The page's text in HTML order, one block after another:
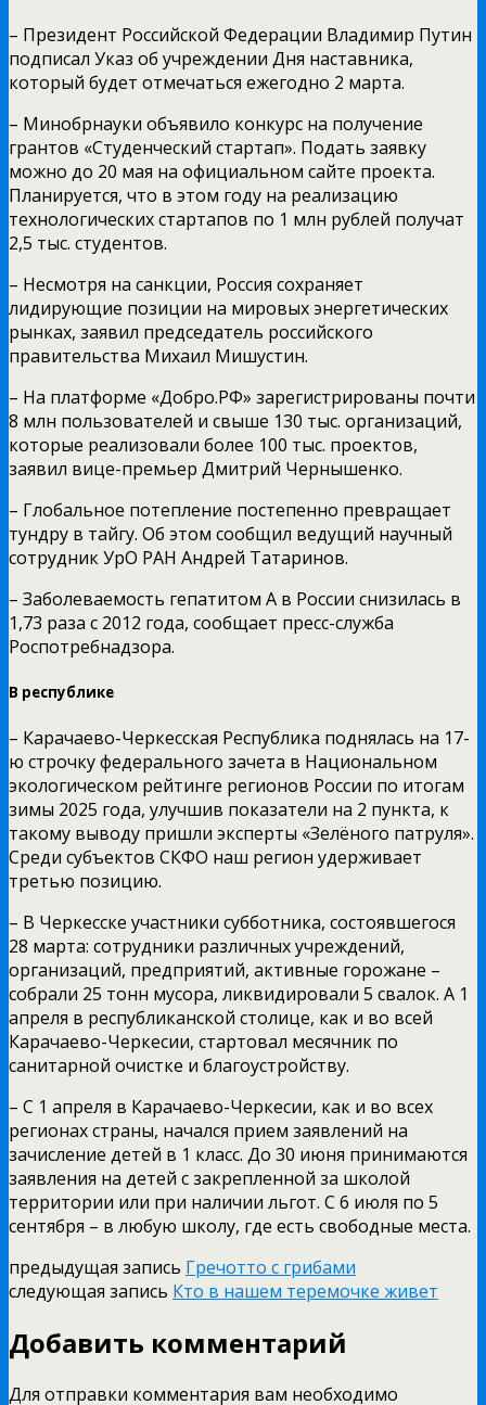
– Президент Российской Федерации Владимир Путин
подписал Указ об учреждении Дня наставника,
который будет отмечаться ежегодно 2 марта.
– Минобрнауки объявило конкурс на получение
грантов «Студенческий стартап». Подать заявку
можно до 20 мая на официальном сайте проекта.
Планируется, что в этом году на реализацию
технологических стартапов по 1 млн рублей получат
2,5 тыс. студентов.
– Несмотря на санкции, Россия сохраняет
лидирующие позиции на мировых энергетических
рынках, заявил председатель российского
правительства Михаил Мишустин.
– На платформе «Добро.РФ» зарегистрированы почти
8 млн пользователей и свыше 130 тыс. организаций,
которые реализовали более 100 тыс. проектов,
заявил вице-премьер Дмитрий Чернышенко.
– Глобальное потепление постепенно превращает
тундру в тайгу. Об этом сообщил ведущий научный
сотрудник УрО РАН Андрей Татаринов.
– Заболеваемость гепатитом А в России снизилась в
1,73 раза с 2012 года, сообщает пресс-служба
Роспотребнадзора.
В республике
– Карачаево-Черкесская Республика поднялась на 17-
ю строчку федерального зачета в Национальном
экологическом рейтинге регионов России по итогам
зимы 2025 года, улучшив показатели на 2 пункта, к
такому выводу пришли эксперты «Зелёного патруля».
Среди субъектов СКФО наш регион удерживает
третью позицию.
– В Черкесске участники субботника, состоявшегося
28 марта: сотрудники различных учреждений,
организаций, предприятий, активные горожане –
собрали 25 тонн мусора, ликвидировали 5 свалок. А 1
апреля в республиканской столице, как и во всей
Карачаево-Черкесии, стартовал месячник по
санитарной очистке и благоустройству.
– С 1 апреля в Карачаево-Черкесии, как и во всех
регионах страны, начался прием заявлений на
зачисление детей в 1 класс. До 30 июня принимаются
заявления на детей с закрепленной за школой
территории или при наличии льгот. С 6 июля по 5
сентября – в любую школу, где есть свободные места.
предыдущая запись Гречотто с грибами
следующая запись Кто в нашем теремочке живет
Добавить комментарий
Для отправки комментария вам необходимо